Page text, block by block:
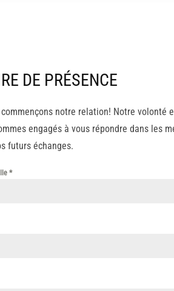
DE PRÉSENCE
commençons notre relation! Notre
engagés à vous répondre dans les
futurs échanges.
*